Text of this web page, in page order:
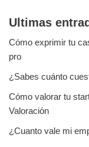
Ultimas
Cómo exprimir tu
pro
¿Sabes cuánto
Cómo valorar tu
Valoración
¿Cuanto vale mi